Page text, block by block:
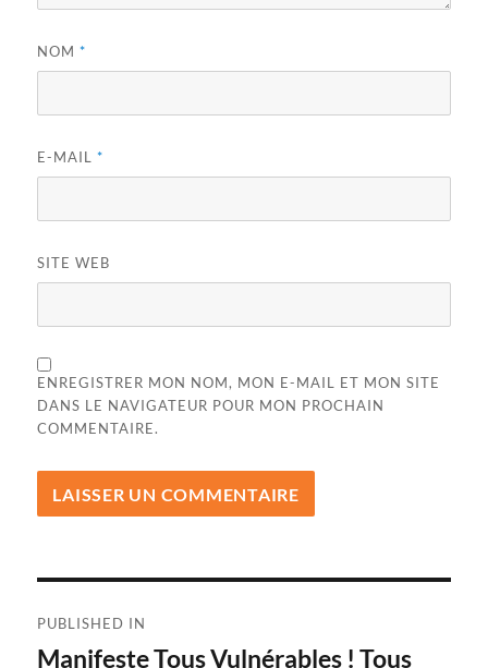
NOM*
E-MAIL*
SITE WEB
ENREGISTRER MON NOM, MON E-MAIL ET MON SITE
DANS LE NAVIGATEUR POUR MON PROCHAIN
COMMENTAIRE.
de
PUBLISHED IN
Manifeste Tous Vulnérables ! Tous